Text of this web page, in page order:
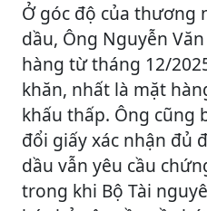
Ở góc độ của thương
dầu, Ông Nguyễn
hàng từ tháng 12/
khăn, nhất là mặt
khấu thấp. Ông cũng
đổi giấy xác nhận đủ
dầu vẫn yêu cầu
trong khi Bộ Tài